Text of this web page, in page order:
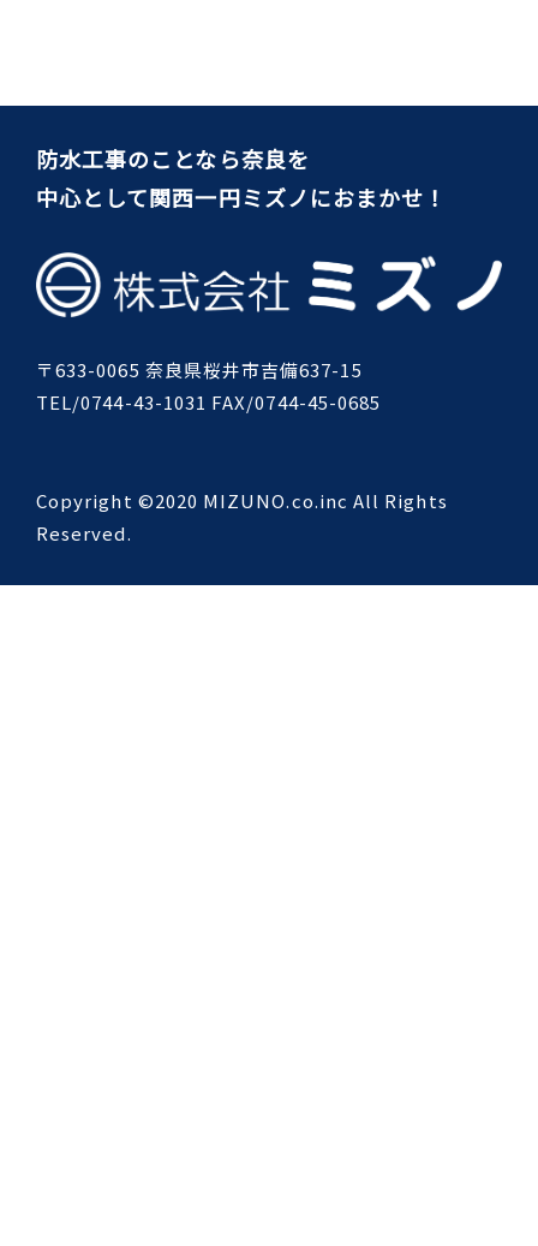
防水工事のことなら奈良を
中心として関西一円ミズノにおまかせ！
〒633-0065 奈良県桜井市吉備637-15
TEL/0744-43-1031 FAX/0744-45-0685
Copyright ©2020 MIZUNO.co.inc All Rights
Reserved.